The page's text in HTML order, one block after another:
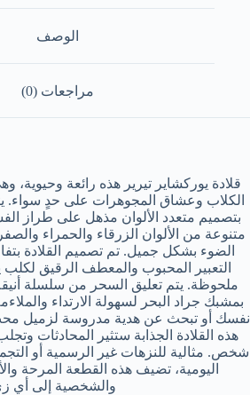
الوصف
مراجعات (0)
قلادة يوركشاير تيرير هذه رائعة
الكلاب وعشاق المجوهرات على حدٍ سواء.
بتصميم متعدد الألوان مذهل على طراز
متنوعة من الألوان الزرقاء والحمراء
الضوء بشكل جميل. تم تصميم القلادة
التعبير المحبوب والمعطف الرقيق لكلب
ملحوظة. يتم تعليق السحر من سلسلة
بمشبك جراد البحر لسهولة الارتداء
نفسك أو تبحث عن هدية مدروسة لزميل
هذه القلادة الجذابة ستثير المحادثات
شخص. مثالية للنزهات غير الرسمية أو
اليومية، تضيف هذه القطعة المرحة
والشخصية إلى أي